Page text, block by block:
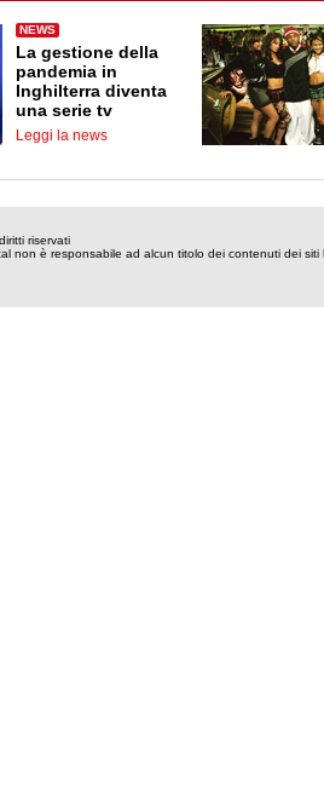
NEWS
La gestione della
pandemia in
Inghilterra diventa
una serie tv
Leggi la news
riservati
non è responsabile ad alcun titolo dei contenuti dei siti